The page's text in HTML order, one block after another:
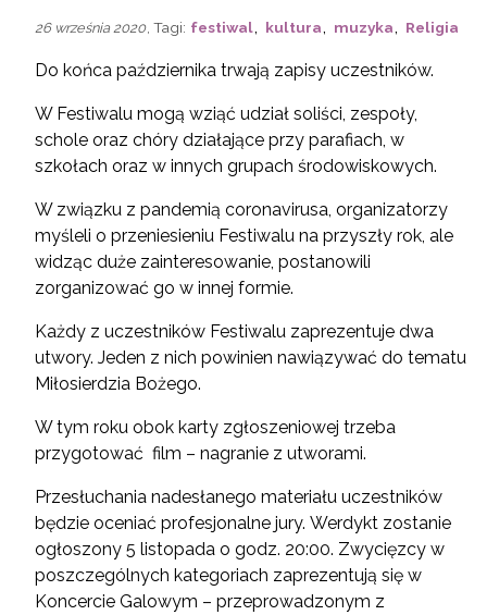
26 września 2020 , Tagi: festiwal kultura muzyka Religia
Do końca października trwają zapisy uczestników.
W Festiwalu mogą wziąć udział soliści, zespoły,
schole oraz chóry działające przy parafiach, w
szkołach oraz w innych grupach środowiskowych.
W związku z pandemią coronavirusa, organizatorzy
myśleli o przeniesieniu Festiwalu na przyszły rok, ale
widząc duże zainteresowanie, postanowili
zorganizować go w innej formie.
Każdy z uczestników Festiwalu zaprezentuje dwa
utwory. Jeden z nich powinien nawiązywać do tematu
Miłosierdzia Bożego.
W tym roku obok karty zgłoszeniowej trzeba
przygotować film – nagranie z utworami.
Przesłuchania nadesłanego materiału uczestników
będzie oceniać profesjonalne jury. Werdykt zostanie
ogłoszony 5 listopada o godz. 20:00. Zwycięzcy w
poszczególnych kategoriach zaprezentują się w
Koncercie Galowym – przeprowadzonym z